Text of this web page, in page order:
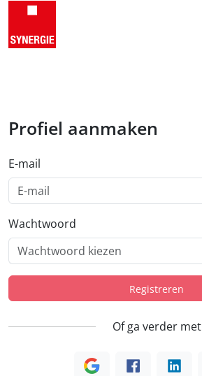
Profiel aanmaken
E-mail
Wachtwoord
Registreren
Of ga verder met